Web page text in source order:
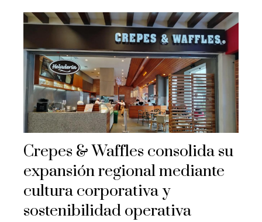
Crepes & Waffles consolida su
expansión regional mediante
cultura corporativa y
sostenibilidad operativa